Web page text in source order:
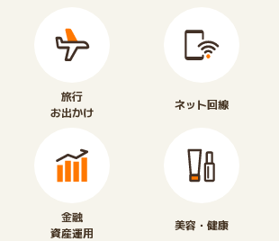
旅行
お出かけ
ネット回線
金融
資産運用
美容・健康